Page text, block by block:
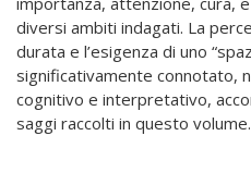
saggi raccolti in questo volume.